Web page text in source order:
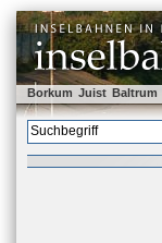
Borkum Juist Baltrum